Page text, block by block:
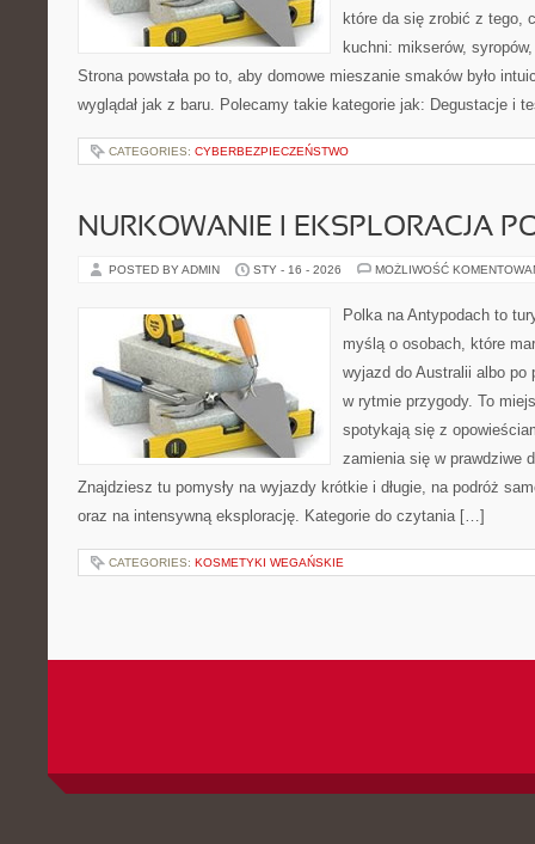
które da się zrobić z tego,
kuchni: mikserów,
Strona powstała po to, aby domowe mieszanie smaków było
wyglądał jak z baru. Polecamy takie kategorie jak: Degustacje i
CATEGORIES: CYBERBEZPIECZEŃSTWO
NURKOWANIE I EKSPLORACJA
POSTED BY ADMIN STY - 16 - 2026 MOŻLIWOŚĆ
Polka na Antypodach to
myślą o osobach, które
wyjazd do Australii albo
w rytmie przygody. To
spotykają się z
zamienia się w prawdziwe
Znajdziesz tu pomysły na wyjazdy krótkie i długie, na podróż
oraz na intensywną eksplorację. Kategorie do czytania […]
CATEGORIES: KOSMETYKI WEGAŃSKIE